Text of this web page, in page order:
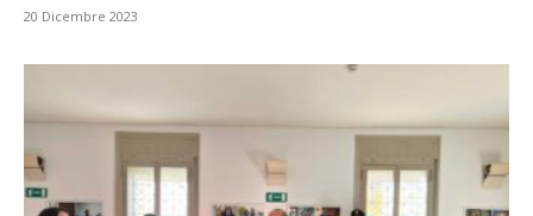
20 Dicembre 2023